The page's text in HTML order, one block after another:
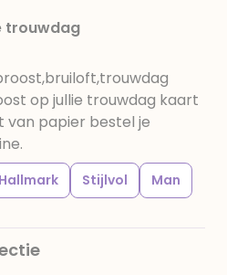
trouwdag
op jullie trouwdag kaart
van papier bestel je
Hallmark Stijlvol Man